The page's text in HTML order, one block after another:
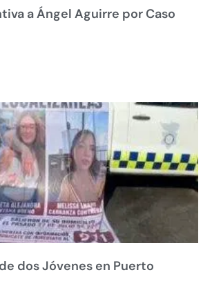
a Ángel Aguirre por Caso
dos Jóvenes en Puerto